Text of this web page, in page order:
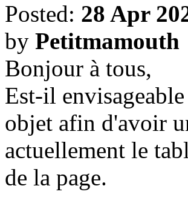
Posted: 28 Apr
by Petitmamouth
Bonjour à tous,
Est-il
objet afin d'avoir
actuellement le
de la page.